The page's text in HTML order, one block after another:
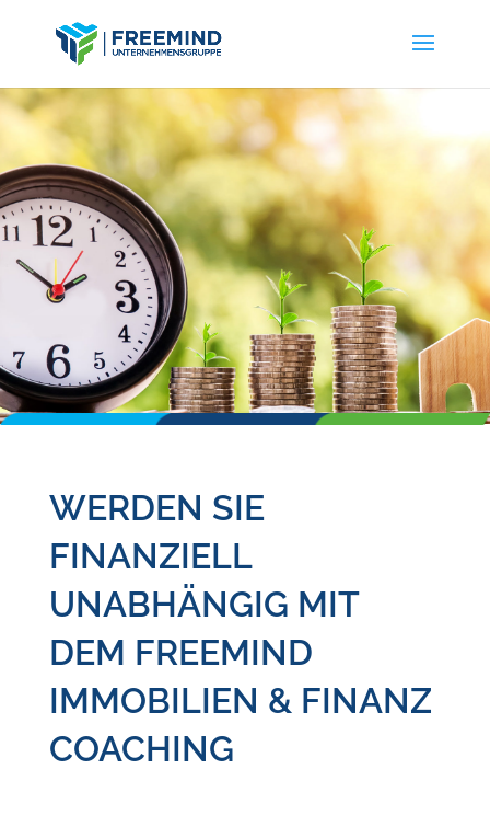
WERDEN SIE
FINANZIELL
UNABHÄNGIG MIT
DEM FREEMIND
IMMOBILIEN & FINANZ
COACHING